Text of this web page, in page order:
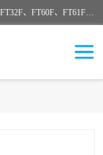
深圳悟芯电子科技有限公司目前主营的电子元器件型号FT32F、FT60F、FT61F、FT62F、FT64F、FT61FC、MCU EEPROM MOS LDO 稳压管 触摸IC DC-DC AC-DC 协议IC等，广泛应用于LED射灯、LED日光灯、等诸多领域。